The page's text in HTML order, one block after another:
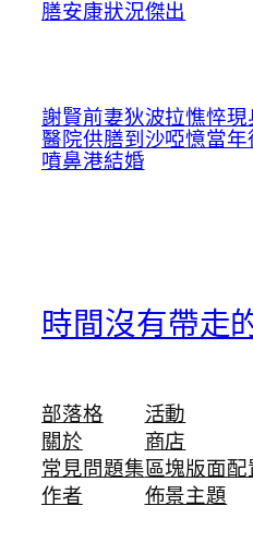
膳安康狀況傑出
謝賢前妻狄波拉憔悴
醫院供膳到沙啞憶當
噴鼻港結婚
時間沒有帶走
部落格
關於
常見問題集
作者
活動
商店
區塊版面配
佈景主題